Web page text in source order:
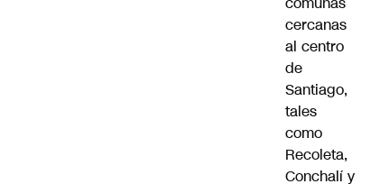
cercanas
al centro
de
Santiago,
tales
como
Recoleta,
Conchalí y